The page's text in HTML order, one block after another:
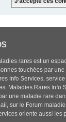
rares est un
touchées par
Info Services,
Maladies Rares Info
une maladie rare
sur le Forum
oriente aussi les